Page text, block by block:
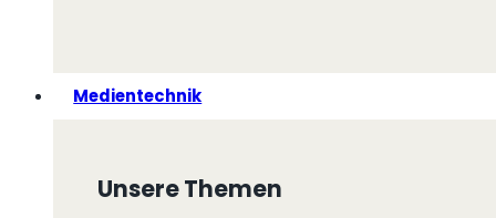
Medientechnik
Unsere Themen